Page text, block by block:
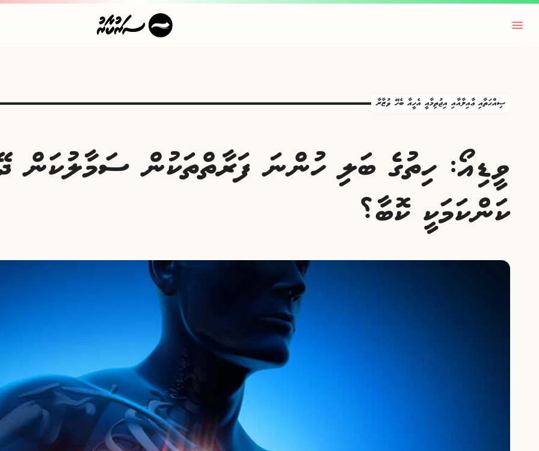
ޞިއްޙަތާއި ޢާއިލާއާއި އިޖުތިމާއީ އެހީއާ ބެހޭ ވުޒާރާ
ވީޑިއޯ: ހިތުގެ ބަލި ހުންނަ ފަރާތްތަކުން ސަމާލުކަން
ކަންކަމަކީ ކޮބާ؟